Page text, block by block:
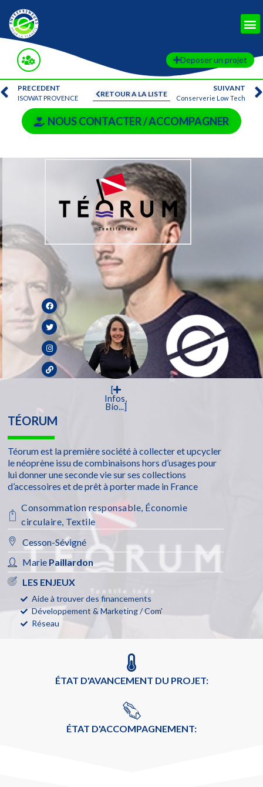
Deposer un projet
RETOUR A LA LISTE
PRECEDENT
ISOWAT PROVENCE
SUIVANT
Conserverie Low Tech
NOUS CONTACTER / ACCOMPAGNER
[
Infos,
Bio...]
TÉORUM
Téorum est la première société à collecter et upcycler
le néoprène issu de combinaisons hors d’usages pour
lui donner une seconde vie sur ses collections
d’accessoires et de prêt à porter made in France
Consommation responsable, Économie
circulaire, Textile
Cesson-Sévigné
Marie Paillardon
LES ENJEUX
Aide à trouver des financements
Développement & Marketing / Com'
Réseau
ÉTAT D'AVANCEMENT DU PROJET:
ÉTAT D'ACCOMPAGNEMENT: